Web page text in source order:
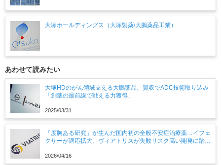
大塚ホールディングス（大塚製薬/大鵬薬品工業）
あわせて読みたい
大塚HDのがん領域支える大鵬薬品、買収でADC技術取り込み
「創薬の最前線で戦える力獲得」
2025/03/31
「度胸ある研究」が生んだ国内初の全般不安症治療薬…イフェ
クサーが適応拡大、ヴィアトリスが失敗リスク高い開発に踏み
2026/04/16